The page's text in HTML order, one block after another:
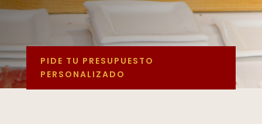
PIDE TU PRESUPUESTO
PERSONALIZADO